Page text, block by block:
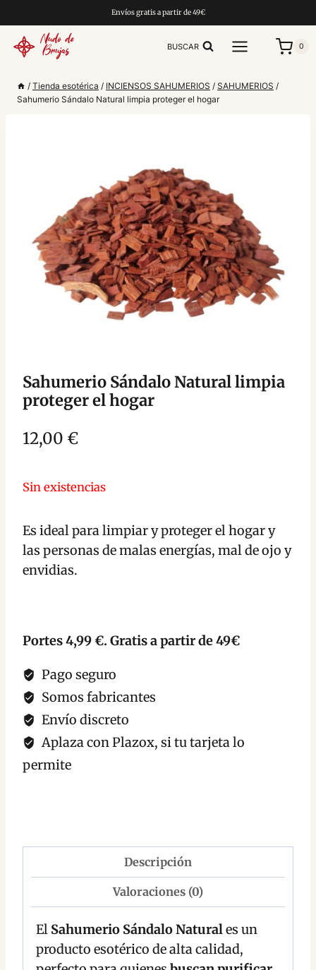
al
contenido
Envíos gratis a partir de 49€
BUSCAR 0
/ Tienda esotérica / INCIENSOS SAHUMERIOS / SAHUMERIOS /
Sahumerio Sándalo Natural limpia proteger el hogar
Sahumerio Sándalo Natural limpia
proteger el hogar
12,00 €
Es ideal para limpiar y proteger el hogar y
las personas de malas energías, mal de ojo y
envidias.
Sin existencias
Portes 4,99 €. Gratis a partir de 49€
Pago seguro
Somos fabricantes
Envío discreto
Aplaza con Plazox, si tu tarjeta lo
permite
Descripción
Valoraciones (0)
El Sahumerio Sándalo Naturales un
producto esotérico de alta calidad,